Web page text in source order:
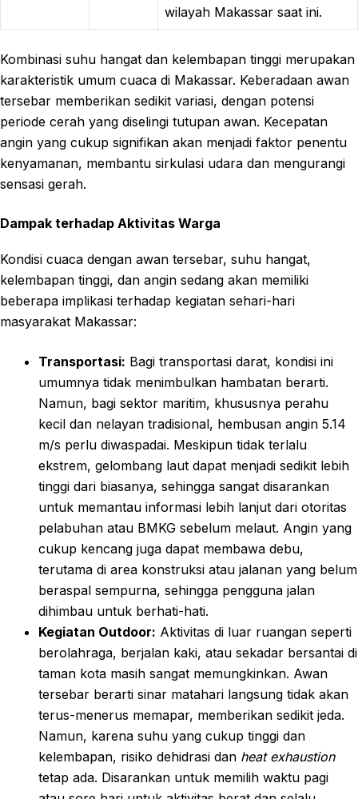
wilayah Makassar saat ini.
Kombinasi suhu hangat dan kelembapan tinggi merupakan
karakteristik umum cuaca di Makassar. Keberadaan awan
tersebar memberikan sedikit variasi, dengan potensi
periode cerah yang diselingi tutupan awan. Kecepatan
angin yang cukup signifikan akan menjadi faktor penentu
kenyamanan, membantu sirkulasi udara dan mengurangi
sensasi gerah.
Dampak terhadap Aktivitas Warga
Kondisi cuaca dengan awan tersebar, suhu hangat,
kelembapan tinggi, dan angin sedang akan memiliki
beberapa implikasi terhadap kegiatan sehari-hari
masyarakat Makassar:
Transportasi: Bagi transportasi darat, kondisi ini
umumnya tidak menimbulkan hambatan berarti.
Namun, bagi sektor maritim, khususnya perahu
kecil dan nelayan tradisional, hembusan angin 5.14
m/s perlu diwaspadai. Meskipun tidak terlalu
ekstrem, gelombang laut dapat menjadi sedikit lebih
tinggi dari biasanya, sehingga sangat disarankan
untuk memantau informasi lebih lanjut dari otoritas
pelabuhan atau BMKG sebelum melaut. Angin yang
cukup kencang juga dapat membawa debu,
terutama di area konstruksi atau jalanan yang belum
beraspal sempurna, sehingga pengguna jalan
dihimbau untuk berhati-hati.
Kegiatan Outdoor: Aktivitas di luar ruangan seperti
berolahraga, berjalan kaki, atau sekadar bersantai di
taman kota masih sangat memungkinkan. Awan
tersebar berarti sinar matahari langsung tidak akan
terus-menerus memapar, memberikan sedikit jeda.
Namun, karena suhu yang cukup tinggi dan
kelembapan, risiko dehidrasi dan heat exhaustion
tetap ada. Disarankan untuk memilih waktu pagi